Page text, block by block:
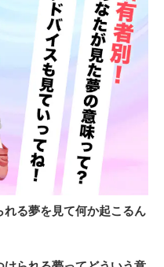
れる夢を見て何か起こるん